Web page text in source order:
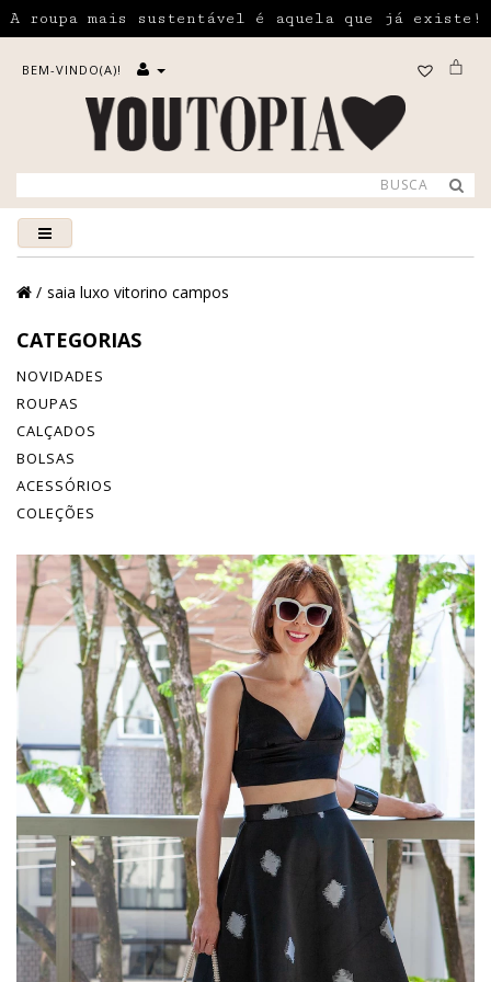
A roupa mais sustentável é aquela que já existe!
BEM-VINDO(A)!
saia luxo vitorino campos
CATEGORIAS
NOVIDADES
ROUPAS
CALÇADOS
BOLSAS
ACESSÓRIOS
COLEÇÕES